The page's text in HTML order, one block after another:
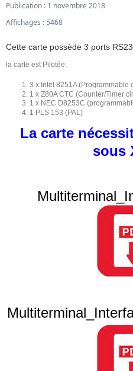
Publication : 1 novembre 2018
Affichages : 5468
Cette carte possède 3 ports
la carte est Pilotée:
3 x Intel 8251A (Programmable
1 x Z80A CTC (Counter/Timer
1 x NEC D8253C
1 PLS 153 (PAL)
La carte
sous